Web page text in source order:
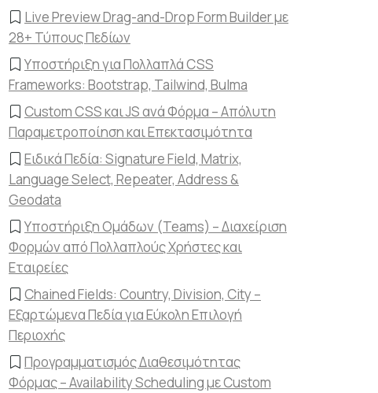
Live Preview Drag-and-Drop Form Builder με
28+ Τύπους Πεδίων
Υποστήριξη για Πολλαπλά CSS
Frameworks: Bootstrap, Tailwind, Bulma
Custom CSS και JS ανά Φόρμα – Απόλυτη
Παραμετροποίηση και Επεκτασιμότητα
Ειδικά Πεδία: Signature Field, Matrix,
Language Select, Repeater, Address &
Geodata
Υποστήριξη Ομάδων (Teams) – Διαχείριση
Φορμών από Πολλαπλούς Χρήστες και
Εταιρείες
Chained Fields: Country, Division, City –
Εξαρτώμενα Πεδία για Εύκολη Επιλογή
Περιοχής
Προγραμματισμός Διαθεσιμότητας
Φόρμας – Availability Scheduling με Custom